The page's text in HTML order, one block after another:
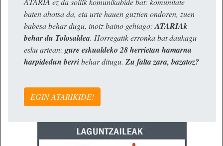
baten ahotsa da, eta urte hauen guztien ondoren, zuen
babesa behar dugu, inoiz baino gehiago:ATARIAk
behar du Tolosaldea. Horregatik erronka bat daukagu
esku artean: gure eskualdeko 28 herrietan hamarna
harpidedun berribehar ditugu. Zu falta zara, bazatoz?
EGIN ATARIKIDE!